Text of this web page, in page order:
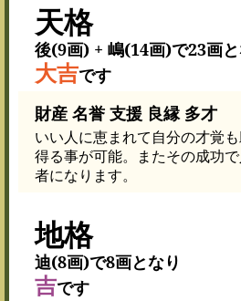
天格
後(9画) + 嶋(14画)で23画と
大吉です
財産 名誉 支援 良縁 多才
いい人に恵まれて自分の才覚
得る事が可能。またその成功
者になります。
地格
迪(8画)で8画となり
吉です